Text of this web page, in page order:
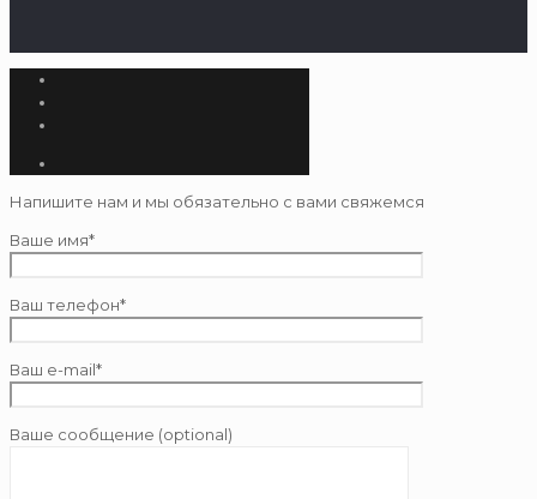
Напишите нам и мы обязательно с вами свяжемся
Ваше имя*
Ваш телефон*
Ваш e-mail*
Ваше сообщение (optional)